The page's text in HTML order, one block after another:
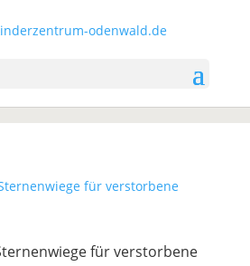
für verstorbene